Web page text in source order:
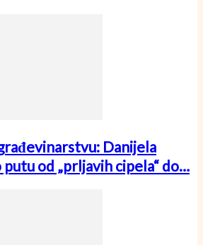
Danijela
putu od „prljavih cipela“ do…